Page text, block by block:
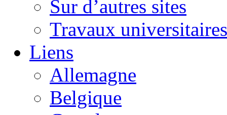
Sur d’autres sites
Travaux universitaires
Liens
Allemagne
Belgique